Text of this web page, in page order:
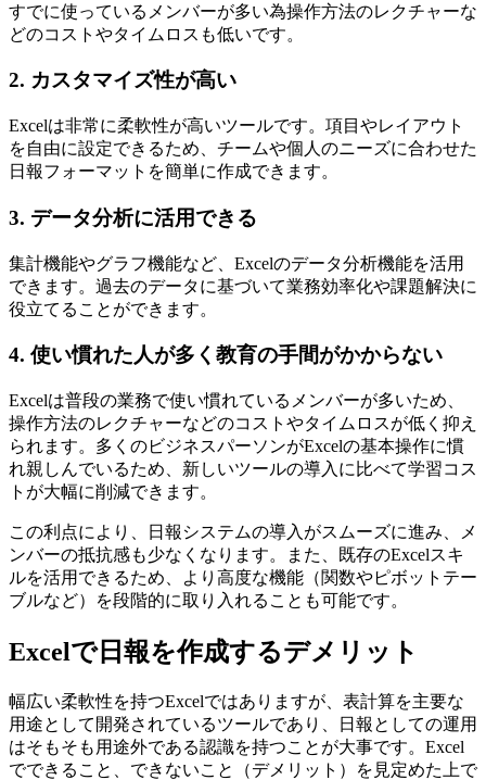
すでに使っているメンバーが多い為操作方法のレクチャーな
どのコストやタイムロスも低いです。
2. カスタマイズ性が高い
Excelは非常に柔軟性が高いツールです。項目やレイアウト
を自由に設定できるため、チームや個人のニーズに合わせた
日報フォーマットを簡単に作成できます。
3. データ分析に活用できる
集計機能やグラフ機能など、Excelのデータ分析機能を活用
できます。過去のデータに基づいて業務効率化や課題解決に
役立てることができます。
4. 使い慣れた人が多く教育の手間がかからない
Excelは普段の業務で使い慣れているメンバーが多いため、
操作方法のレクチャーなどのコストやタイムロスが低く抑え
られます。多くのビジネスパーソンがExcelの基本操作に慣
れ親しんでいるため、新しいツールの導入に比べて学習コス
トが大幅に削減できます。
この利点により、日報システムの導入がスムーズに進み、メ
ンバーの抵抗感も少なくなります。また、既存のExcelスキ
ルを活用できるため、より高度な機能（関数やピボットテー
ブルなど）を段階的に取り入れることも可能です。
Excelで日報を作成するデメリット
幅広い柔軟性を持つExcelではありますが、表計算を主要な
用途として開発されているツールであり、日報としての運用
はそもそも用途外である認識を持つことが大事です。Excel
でできること、できないこと（デメリット）を見定めた上で